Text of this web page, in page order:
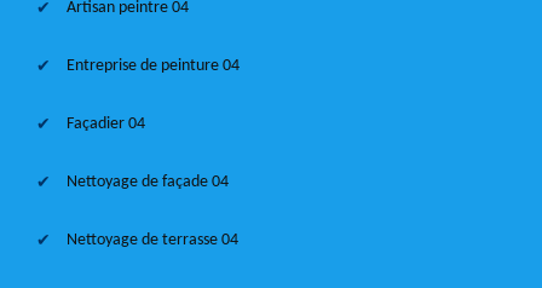
Artisan peintre 04
Entreprise de peinture 04
Façadier 04
Nettoyage de façade 04
Nettoyage de terrasse 04